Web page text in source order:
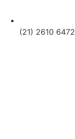
(21) 2610 6472